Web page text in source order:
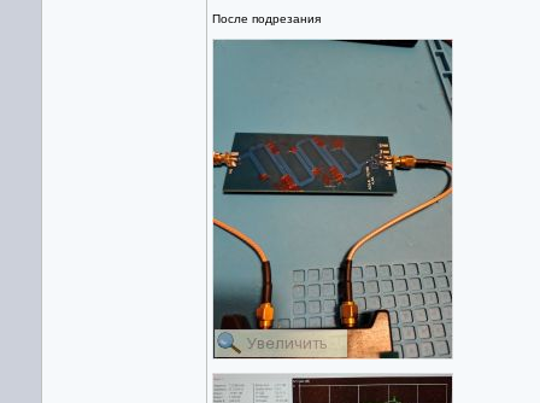
После подрезания